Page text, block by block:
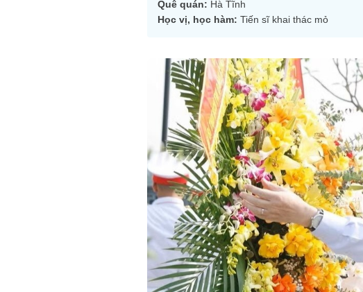
Quê quán: Hà Tĩnh
Học vị, học hàm: Tiến sĩ khai thác mỏ